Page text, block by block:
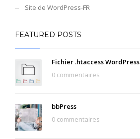
Site de WordPress-FR
FEATURED POSTS
Fichier .htaccess WordPress
0 commentaires
bbPress
0 commentaires